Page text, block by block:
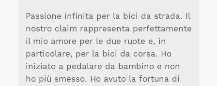
Passione infinita per la bici da strada. Il
nostro claim rappresenta perfettamente
il mio amore per le due ruote e, in
particolare, per la bici da corsa. Ho
iniziato a pedalare da bambino e non
ho più smesso. Ho avuto la fortuna di